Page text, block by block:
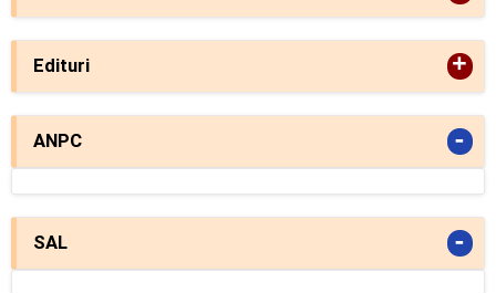
Edituri +
ANPC -
SAL -